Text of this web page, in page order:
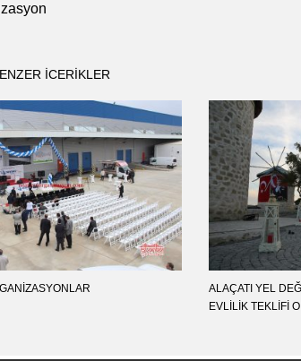
ICERIKLER
ALAÇATI YEL
EVLILIK TEKLIFI